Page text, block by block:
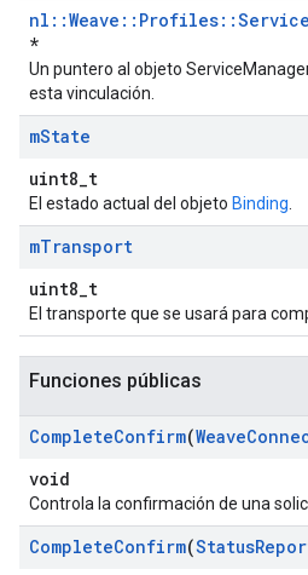
*
Un puntero al objeto
esta vinculación.
mState
uint8_t
El estado actual del objeto Binding
mTransport
uint8_t
El transporte que se usará para
Funciones públicas
CompleteConfirm(Weave
void
Controla la confirmación de una
CompleteConfirm(Status